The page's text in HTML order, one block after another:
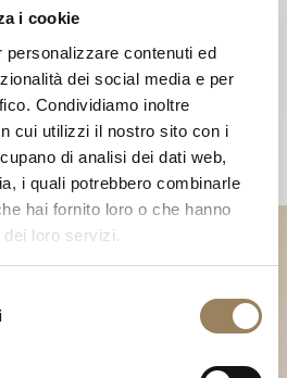
i cookie
contenuti ed
dei social media e per
Condividiamo inoltre
cui utilizzi il nostro sito con i
di analisi dei dati web,
i quali potrebbero combinarle
hai fornito loro o che hanno
loro servizi.
collezioni in